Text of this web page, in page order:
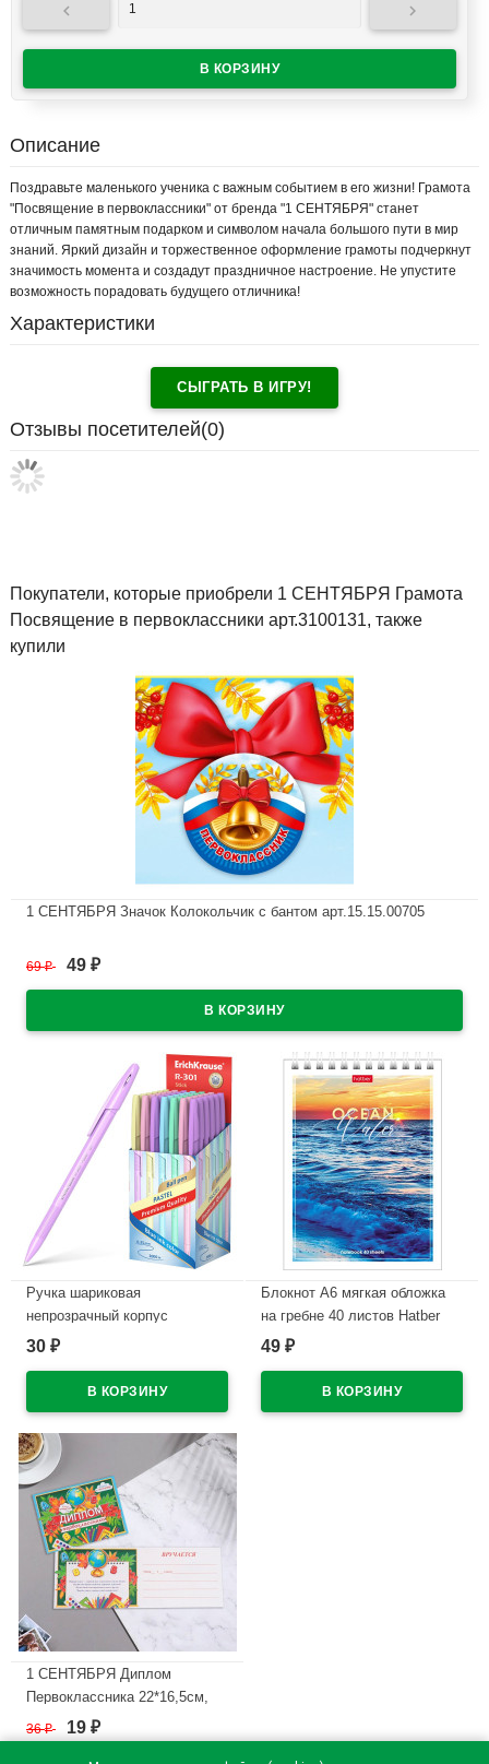
 
Описание
Поздравьте маленького ученика с важным событием в его жизни! Грамота
"Посвящение в первоклассники" от бренда "1 СЕНТЯБРЯ" станет
отличным памятным подарком и символом начала большого пути в мир
знаний. Яркий дизайн и торжественное оформление грамоты подчеркнут
значимость момента и создадут праздничное настроение. Не упустите
возможность порадовать будущего отличника!
Характеристики
СЫГРАТЬ В ИГРУ!
Отзывы посетителей(0)
Покупатели, которые приобрели 1 СЕНТЯБРЯ Грамота
Посвящение в первоклассники арт.3100131, также
купили
1 СЕНТЯБРЯ Значок Колокольчик с бантом арт.15.15.00705
69₽ 49 ₽
Ручка шариковая
непрозрачный корпус
(ErichKrause) R-301 Пастель
арт.55387 (Ст.50)
30 ₽
Блокнот А6 мягкая обложка
на гребне 40 листов Hatber
Аквалайф ассорти
49 ₽
1 СЕНТЯБРЯ Диплом
Первоклассника 22*16,5см,
арт.9838442
В наличии
36₽ 19 ₽